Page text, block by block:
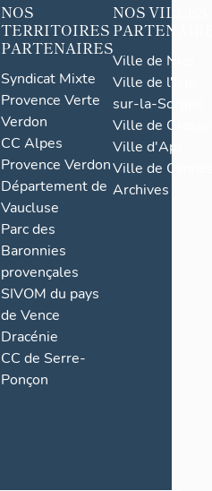
NOS
TERRITOIRES
PARTENAIRES
Syndicat Mixte
Provence Verte
Verdon
CC Alpes
Provence Verdon
Département de
Vaucluse
Parc des
Baronnies
provençales
SIVOM du pays
de Vence
Dracénie
CC de Serre-
Ponçon
NOS VILLES
Ville de Nice
Ville de l'Isle-
sur-la-Sorgue
Ville de Grasse
Ville d'Apt
Ville de
Archives